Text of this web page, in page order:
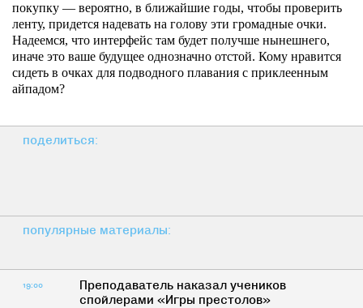
покупку — вероятно, в ближайшие годы, чтобы проверить
ленту, придется надевать на голову эти громадные очки.
Надеемся, что интерфейс там будет получше нынешнего,
иначе это ваше будущее однозначно отстой. Кому нравится
сидеть в очках для подводного плавания с приклеенным
айпадом?
поделиться:
популярные материалы:
19:00
Преподаватель наказал учеников
спойлерами «Игры престолов»